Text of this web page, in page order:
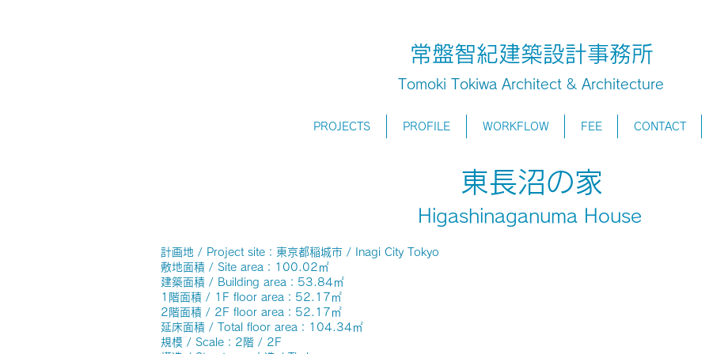
常盤智紀建築設計事務所
Tomoki Tokiwa Architect & Architecture
PROJECTS PROFILE WORKFLOW FEE CONTACT
東長沼の家
Higashinaganuma House
計画地 / Project site：東京都稲城市 / Inagi City Tokyo
敷地面積 / Site area：100.02㎡
建築面積 / Building area：53.84㎡
1階面積 / 1F floor area：52.17㎡
2階面積 / 2F floor area：52.17㎡
延床面積 / Total floor area：104.34㎡
規模 / Scale：2階 / 2F